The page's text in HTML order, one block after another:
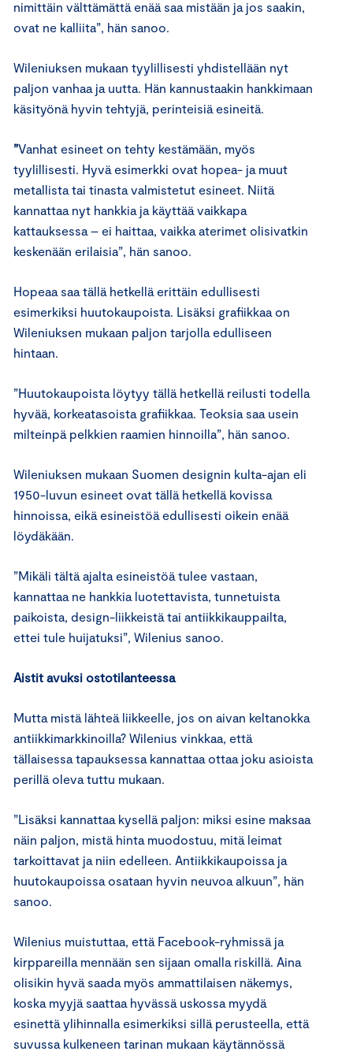
nimittäin välttämättä enää saa mistään ja jos saakin,
ovat ne kalliita”, hän sanoo.
Wileniuksen mukaan tyylillisesti yhdistellään nyt
paljon vanhaa ja uutta. Hän kannustaakin hankkimaan
käsityönä hyvin tehtyjä, perinteisiä esineitä.
”Vanhat esineet on tehty kestämään, myös
tyylillisesti. Hyvä esimerkki ovat hopea- ja muut
metallista tai tinasta valmistetut esineet. Niitä
kannattaa nyt hankkia ja käyttää vaikkapa
kattauksessa – ei haittaa, vaikka aterimet olisivatkin
keskenään erilaisia”, hän sanoo.
Hopeaa saa tällä hetkellä erittäin edullisesti
esimerkiksi huutokaupoista. Lisäksi grafiikkaa on
Wileniuksen mukaan paljon tarjolla edulliseen
hintaan.
”Huutokaupoista löytyy tällä hetkellä reilusti todella
hyvää, korkeatasoista grafiikkaa. Teoksia saa usein
milteinpä pelkkien raamien hinnoilla”, hän sanoo.
Wileniuksen mukaan Suomen designin kulta-ajan eli
1950-luvun esineet ovat tällä hetkellä kovissa
hinnoissa, eikä esineistöä edullisesti oikein enää
löydäkään.
”Mikäli tältä ajalta esineistöä tulee vastaan,
kannattaa ne hankkia luotettavista, tunnetuista
paikoista, design-liikkeistä tai antiikkikauppailta,
ettei tule huijatuksi”, Wilenius sanoo.
Aistit avuksi ostotilanteessa
Mutta mistä lähteä liikkeelle, jos on aivan keltanokka
antiikkimarkkinoilla? Wilenius vinkkaa, että
tällaisessa tapauksessa kannattaa ottaa joku asioista
perillä oleva tuttu mukaan.
”Lisäksi kannattaa kysellä paljon: miksi esine maksaa
näin paljon, mistä hinta muodostuu, mitä leimat
tarkoittavat ja niin edelleen. Antiikkikaupoissa ja
huutokaupoissa osataan hyvin neuvoa alkuun”, hän
sanoo.
Wilenius muistuttaa, että Facebook-ryhmissä ja
kirppareilla mennään sen sijaan omalla riskillä. Aina
olisikin hyvä saada myös ammattilaisen näkemys,
koska myyjä saattaa hyvässä uskossa myydä
esinettä ylihinnalla esimerkiksi sillä perusteella, että
suvussa kulkeneen tarinan mukaan käytännössä